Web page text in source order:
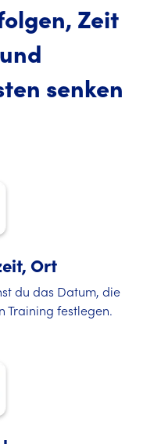
Zeit
senken
Ort
du das Datum, die
Training festlegen.